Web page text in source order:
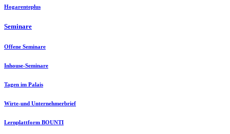
Hogarenteplus
Seminare
Offene Seminare
Inhouse-Seminare
Tagen im Palais
Wirte-und Unternehmerbrief
Lernplattform BOUNTI